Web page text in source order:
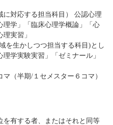
に対応する担当科目） 公認心理
理学」「臨床心理学概論」「心
実習」
を生かしつつ担当する科目)とし
学実験実習」「ゼミナール」
マ（半期/１セメスター６コマ）
を有する者、またはそれと同等